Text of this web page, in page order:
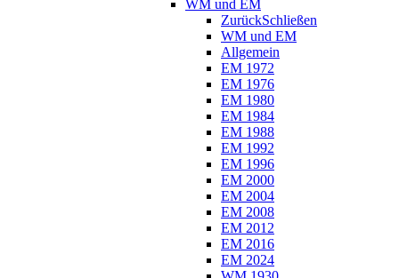
WM und EM
ZurückSchließen
WM und EM
Allgemein
EM 1972
EM 1976
EM 1980
EM 1984
EM 1988
EM 1992
EM 1996
EM 2000
EM 2004
EM 2008
EM 2012
EM 2016
EM 2024